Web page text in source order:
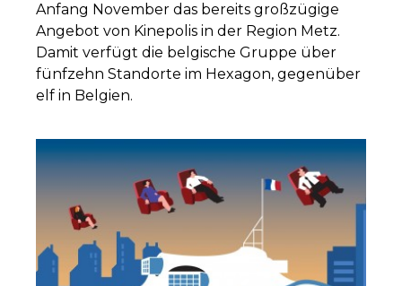
Anfang November das bereits großzügige
Angebot von Kinepolis in der Region Metz.
Damit verfügt die belgische Gruppe über
fünfzehn Standorte im Hexagon, gegenüber
elf in Belgien.